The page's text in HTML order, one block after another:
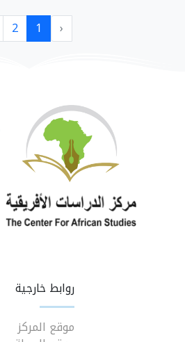
‹
1
2
روابط خارجية
موقع المركز